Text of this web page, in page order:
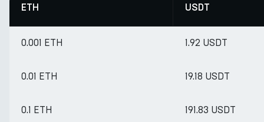
ETH USDT
0.001 ETH 1.92 USDT
0.01 ETH 19.18 USDT
0.1 ETH 191.83 USDT